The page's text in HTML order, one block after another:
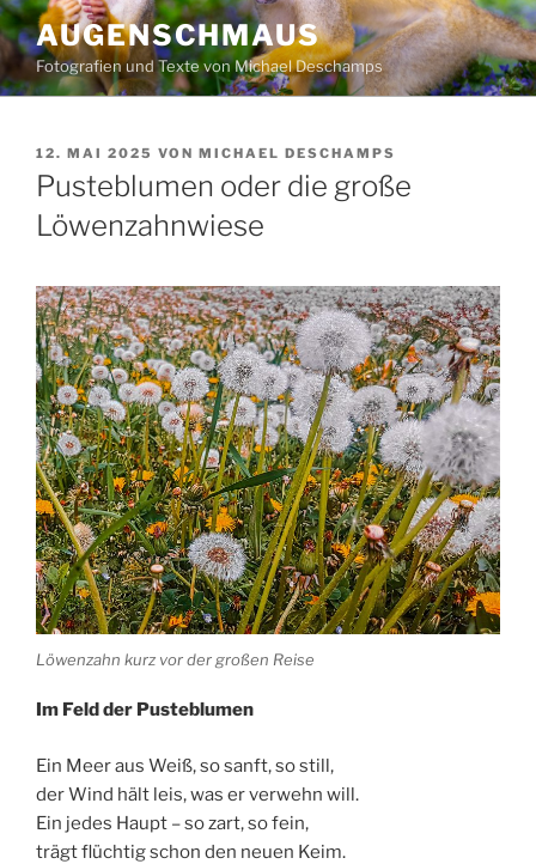
Zum
Inhalt
springen
AUGENSCHMAUS
Fotografien und Texte von Michael Deschamps
VERÖFFENTLICHT
AM
12. MAI 2025 VON MICHAEL DESCHAMPS
Pusteblumen oder die große
Löwenzahnwiese
Löwenzahn kurz vor der großen Reise
Im Feldder Pusteblumen
Ein Meeraus Weiß,sosanft,sostill,
derWind hält leis,was erverwehn will.
Ein jedes Haupt –sozart,sofein,
trägtflüchtigschon den neuen Keim.